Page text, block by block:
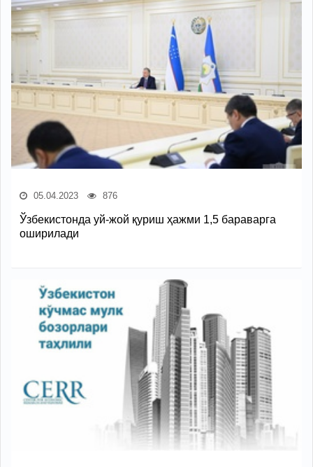
05.04.2023 876
Ўзбекистонда уй-жой қуриш ҳажми 1,5 бараварга
оширилади